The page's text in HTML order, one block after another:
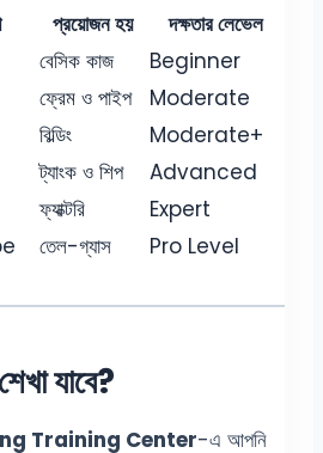
প্রয়োজন হয়
দক্ষতার লেভেল
বেসিক কাজ
Beginner
ফ্রেম ও পাইপ
Moderate
বিল্ডিং
Moderate+
ট্যাংক ও শিপ
Advanced
ফ্যাক্টরি
Expert
তেল-গ্যাস Pro Level
যাবে?
Training Center-এ আপনি